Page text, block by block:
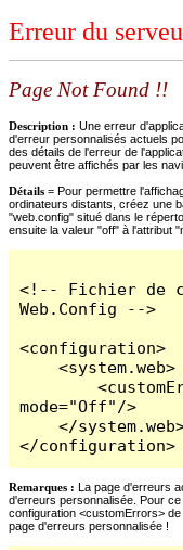
Erreur du
Page Not Found !!
Description : Une erreur
d'erreur personnalisés actuels
des détails de l'erreur de
peuvent être affichés par les
Détails = Pour permettre
ordinateurs distants, créez une
"web.config" situé dans le
ensuite la valeur "off" à l'attribut
<!-- Fichier de
Web.Config -->
<configuration>
    <system.web>
        <customErrors
mode="Off"/>
    </system.web>
</configuration>
Remarques : La page d'erreurs
d'erreurs personnalisée. Pour
configuration <customErrors>
page d'erreurs personnalisée !